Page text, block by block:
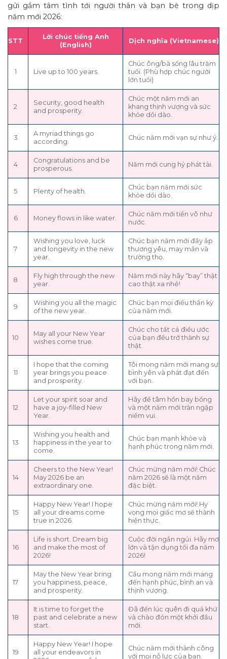
gửi gắm tâm tình tới người thân và bạn bè trong dịp
năm mới 2026:
STT
Lời chúc tiếng Anh
(English)
Dịch nghĩa (Vietnamese)
1 Live up to 100 years.
Chúc ông/bà sống lâu trăm
tuổi. (Phù hợp chúc người
lớn tuổi)
2
Security, good health
and prosperity.
Chúc một năm mới an
khang thịnh vượng và sức
khỏe dồi dào.
3
A myriad things go
according.
Chúc năm mới vạn sự như ý.
4
Congratulations and be
prosperous.
Năm mới cung hỷ phát tài.
5 Plenty of health.
Chúc bạn năm mới sức
khỏe dồi dào.
6 Money flows in like water.
Chúc năm mới tiền vô như
nước.
7
Wishing you love, luck
and longevity in the new
year.
Chúc bạn năm mới đầy ắp
thương yêu, may mắn và
trường thọ.
8
Fly high through the new
year.
Năm mới này hãy “bay” thật
cao thật xa nhé!
9
Wishing you all the magic
of the new year.
Chúc bạn mọi điều thần kỳ
của năm mới.
10
May all your New Year
wishes come true.
Chúc cho tất cả điều ước
của bạn đều trở thành sự
thật.
11
I hope that the coming
year brings you peace
and prosperity.
Tôi mong năm mới mang sự
bình yên và phát đạt đến
với bạn.
12
Let your spirit soar and
have a joy-filled New
Year.
Hãy để tâm hồn bay bổng
và một năm mới tràn ngập
niềm vui.
13
Wishing you health and
happiness in the year to
come.
Chúc bạn mạnh khỏe và
hạnh phúc trong năm mới.
14
Cheers to the New Year!
May 2026 be an
extraordinary one.
Chúc mừng năm mới! Chúc
năm 2026 sẽ là một năm
đặc biệt.
15
Happy New Year! I hope
all your dreams come
true in 2026.
Chúc mừng năm mới! Hy
vọng mọi giấc mơ sẽ thành
hiện thực.
16
Life is short. Dream big
and make the most of
2026!
Cuộc đời ngắn ngủi. Hãy mơ
lớn và tận dụng tối đa năm
2026!
17
May the New Year bring
you happiness, peace,
and prosperity.
Cầu mong năm mới mang
đến hạnh phúc, bình an và
thịnh vượng.
18
It is time to forget the
past and celebrate a new
start.
Đã đến lúc quên đi quá khứ
và chào đón một khởi đầu
mới.
19
Happy New Year! I hope
all your endeavors in
Chúc năm mới thành công
với mọi nỗ lực của bạn.